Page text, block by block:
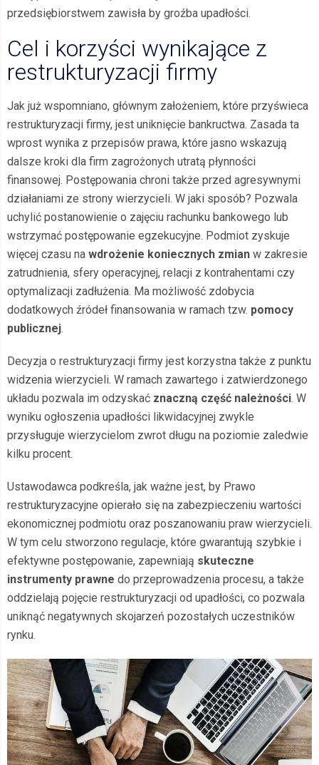
przedsiębiorstwem zawisła by groźba upadłości.
Cel i korzyści wynikające z
restrukturyzacji firmy
Jak już wspomniano, głównym założeniem, które przyświeca
restrukturyzacji firmy, jest uniknięcie bankructwa. Zasada ta
wprost wynika z przepisów prawa, które jasno wskazują
dalsze kroki dla firm zagrożonych utratą płynności
finansowej. Postępowania chroni także przed agresywnymi
działaniami ze strony wierzycieli. W jaki sposób? Pozwala
uchylić postanowienie o zajęciu rachunku bankowego lub
wstrzymać postępowanie egzekucyjne. Podmiot zyskuje
więcej czasu na wdrożenie koniecznych zmian w zakresie
zatrudnienia, sfery operacyjnej, relacji z kontrahentami czy
optymalizacji zadłużenia. Ma możliwość zdobycia
dodatkowych źródeł finansowania w ramach tzw. pomocy
publicznej.
Decyzja o restrukturyzacji firmy jest korzystna także z punktu
widzenia wierzycieli. W ramach zawartego i zatwierdzonego
układu pozwala im odzyskać znaczną część należności. W
wyniku ogłoszenia upadłości likwidacyjnej zwykle
przysługuje wierzycielom zwrot długu na poziomie zaledwie
kilku procent.
Ustawodawca podkreśla, jak ważne jest, by Prawo
restrukturyzacyjne opierało się na zabezpieczeniu wartości
ekonomicznej podmiotu oraz poszanowaniu praw wierzycieli.
W tym celu stworzono regulacje, które gwarantują szybkie i
efektywne postępowanie, zapewniają skuteczne
instrumenty prawne do przeprowadzenia procesu, a także
oddzielają pojęcie restrukturyzacji od upadłości, co pozwala
uniknąć negatywnych skojarzeń pozostałych uczestników
rynku.